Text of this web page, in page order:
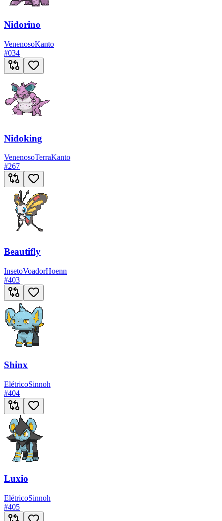
Nidorino
VenenosoKanto
#034
Nidoking
VenenosoTerraKanto
#267
Beautifly
InsetoVoadorHoenn
#403
Shinx
ElétricoSinnoh
#404
Luxio
ElétricoSinnoh
#405